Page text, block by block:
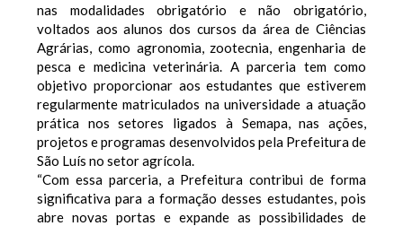
nas modalidades obrigatório e não obrigatório,
voltados aos alunos dos cursos da área de Ciências
Agrárias, como agronomia, zootecnia, engenharia de
pesca e medicina veterinária. A parceria tem como
objetivo proporcionar aos estudantes que estiverem
regularmente matriculados na universidade a atuação
prática nos setores ligados à Semapa, nas ações,
projetos e programas desenvolvidos pela Prefeitura de
São Luís no setor agrícola.
“Com essa parceria, a Prefeitura contribui de forma
significativa para a formação desses estudantes, pois
abre novas portas e expande as possibilidades de